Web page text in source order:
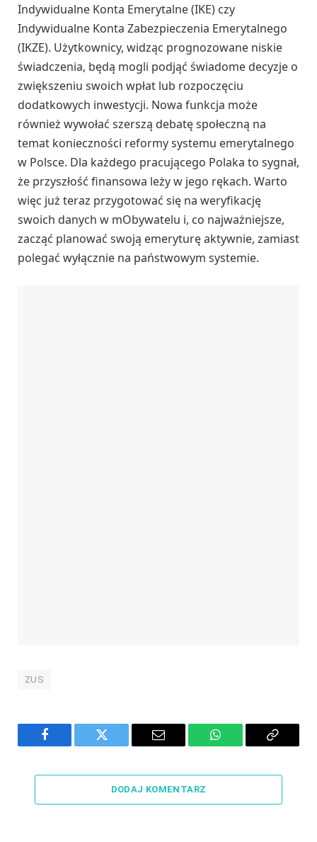
Indywidualne Konta Emerytalne (IKE) czy
Indywidualne Konta Zabezpieczenia Emerytalnego
(IKZE). Użytkownicy, widząc prognozowane niskie
świadczenia, będą mogli podjąć świadome decyzje o
zwiększeniu swoich wpłat lub rozpoczęciu
dodatkowych inwestycji. Nowa funkcja może
również wywołać szerszą debatę społeczną na
temat konieczności reformy systemu emerytalnego
w Polsce. Dla każdego pracującego Polaka to sygnał,
że przyszłość finansowa leży w jego rękach. Warto
więc już teraz przygotować się na weryfikację
swoich danych w mObywatelu i, co najważniejsze,
zacząć planować swoją emeryturę aktywnie, zamiast
polegać wyłącznie na państwowym systemie.
ZUS
Facebook Twitter Email WhatsAppCopy
DODAJ KOMENTARZ